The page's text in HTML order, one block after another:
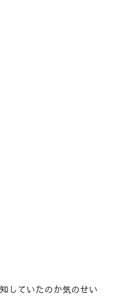
していたのか気のせい